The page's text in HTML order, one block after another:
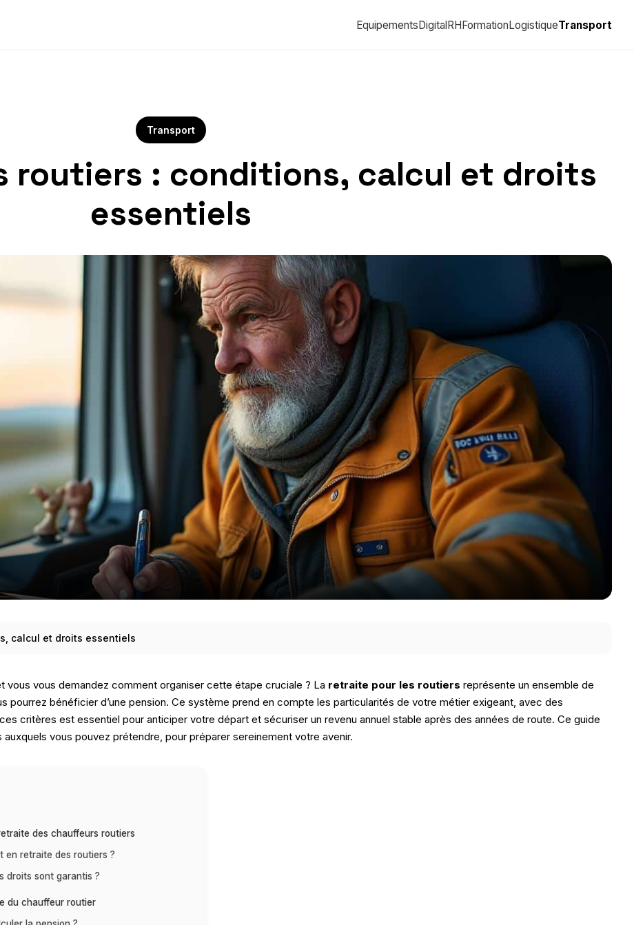
EquipementsDigitalRHFormationLogistiqueTransport
Transport
routiers : conditions, calcul et droits
essentiels
calcul et droits essentiels
vous demandez comment organiser cette étape cruciale ? La retraite pour les routiers représente un ensemble de
bénéficier d’une pension. Ce système prend en compte les particularités de votre métier exigeant, avec des
critères est essentiel pour anticiper votre départ et sécuriser un revenu annuel stable après des années de route. Ce guide
vous pouvez prétendre, pour préparer sereinement votre avenir.
des chauffeurs routiers
en retraite des routiers ?
droits sont garantis ?
du chauffeur routier